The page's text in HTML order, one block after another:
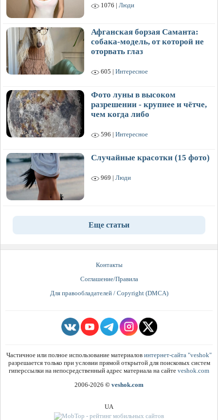
1076 | Люди
Афганская борзая Саманта:
собака-модель, от которой не
оторвать глаз
605 | Интересное
Фото луны в высоком
разрешении - крупнее и чётче,
чем когда либо
596 | Интересное
Случайные красотки (15 фото)
969 | Люди
Еще статьи
Контакты
Соглашение/Правила
Для правообладателей / Copyright (DMCA)
Частичное или полное использование материалов интернет-сайта "veshok"
разрешается только при условии прямой открытой для поисковых систем
гиперссылки на непосредственный адрес материала на сайте veshok.com
2006-2026 © veshok.com
UA